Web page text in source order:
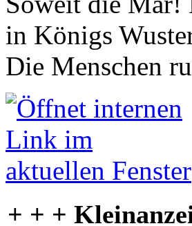
in Königs
Die Menschen
+ + +